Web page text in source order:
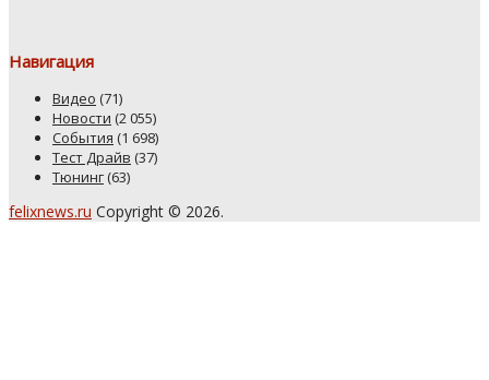
Навигация
Видео (71)
Новости (2 055)
События (1 698)
Тест Драйв (37)
Тюнинг (63)
felixnews.ru Copyright © 2026.